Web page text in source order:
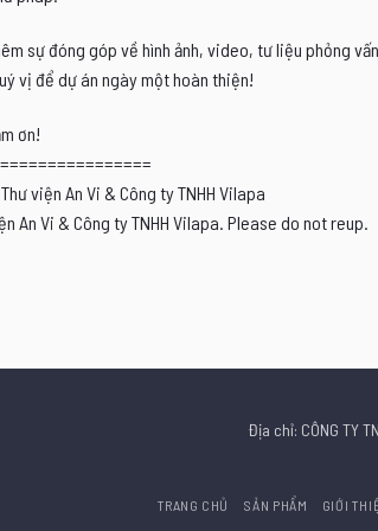
sự đóng góp về hình ảnh, video, tư liệu phỏng
vị để dự án ngày một hoàn thiện!
ơn!
viện An Vi & Công ty TNHH Vilapa
An Vi & Công ty TNHH Vilapa. Please do not reup.
Địa chỉ: CÔNG TY
TRANG CHỦ SẢN PHẨM GIỚI